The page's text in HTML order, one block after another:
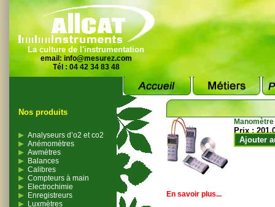
La culture de l'instrumentation
email: info@mesurez.com
Tél : 04 42 34 83 48
Nos produits
Analyseurs d’o2 et co2
Anémomètres
Awmètres
Balances
Calibres
Compteurs à main
Electrochimie
Enregistreurs
Luxmètres
Prix :
Ajouter
En savoir plus...